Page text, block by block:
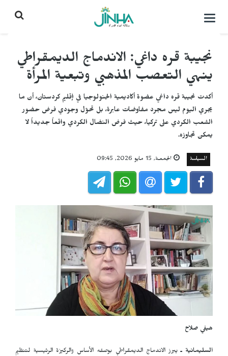
التحكم
نجيبة قره داغي: الاندماج الديمقراطي
ينهي التعصب المذهبي وتبعية المرأة
أكدت نجيبة قره داغي عضوة أكاديمية الجنولوجيا في إقليم كردستان، أن ما
يجري اليوم ليس مجرد مفاوضات عابرة، بل تحوّل وجودي فرض حضور
الشعب الكردي على تركيا، حيث فرض النضال الكردي واقعاً جديداً لا
يمكن تجاوزه.
السياسة الجمعـة, 15 مايو 2026, 09:45
هيفي صلاح
السليمانية ـيبرز الاندماج الديمقراطي بوصفه الأساس والركيزة الرئيسية لتنظيم